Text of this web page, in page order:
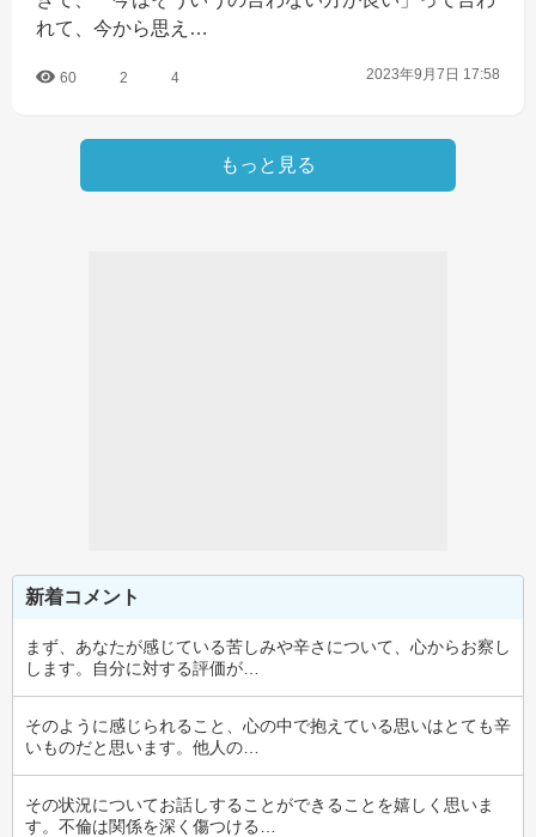
れて、今から思え…
60 2 4 2023年9月7日 17:58
もっと見る
新着コメント
まず、あなたが感じている苦しみや辛さについて、心からお察し
します。自分に対する評価が…
そのように感じられること、心の中で抱えている思いはとても辛
いものだと思います。他人の…
その状況についてお話しすることができることを嬉しく思いま
す。不倫は関係を深く傷つける…